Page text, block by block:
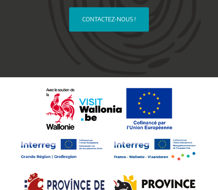
CONTACTEZ-NOUS !